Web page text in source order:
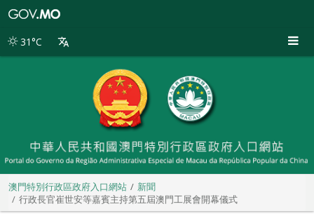
別
31°C
澳門特別行政區政府入口網站
新聞
行政長官崔世安等嘉賓主持第五屆澳門工展會開幕儀式